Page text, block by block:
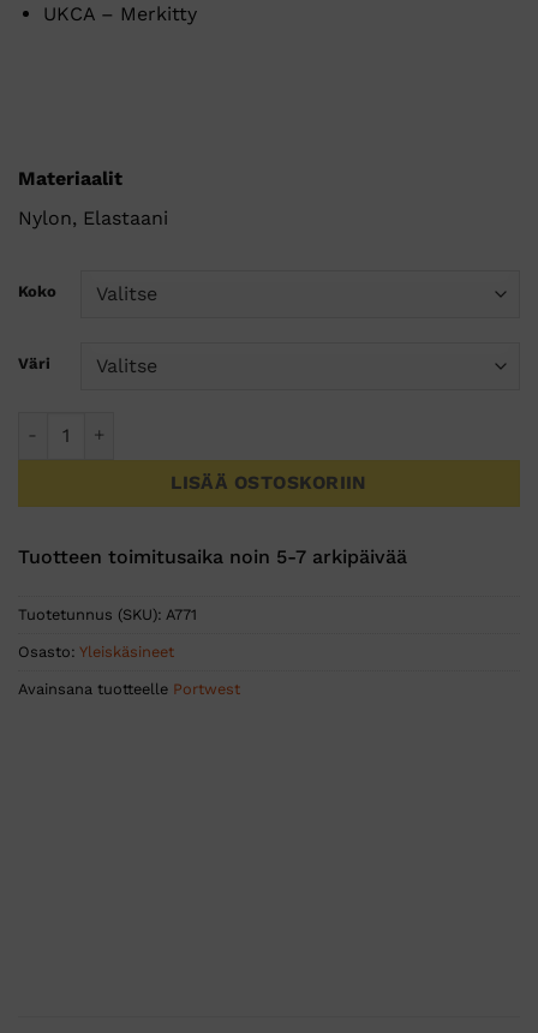
UKCA – Merkitty
Materiaalit
Nylon, Elastaani
Koko
Väri
LISÄÄ OSTOSKORIIN
Tuotteen toimitusaika noin 5-7 arkipäivää
Tuotetunnus (SKU): A771
Osasto: Yleiskäsineet
Avainsana tuotteelle Portwest